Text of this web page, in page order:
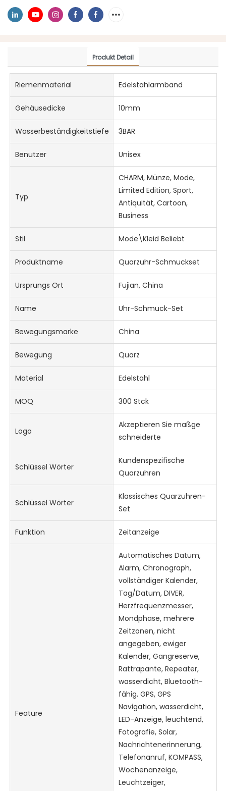
Produkt Detail
Riemenmaterial Edelstahlarmband
Gehäusedicke 10mm
Wasserbeständigkeitstiefe 3BAR
Benutzer Unisex
Typ
CHARM, Münze, Mode,
Limited Edition, Sport,
Antiquität, Cartoon,
Business
Stil Mode\Kleid Beliebt
Produktname Quarzuhr-Schmuckset
Ursprungs Ort Fujian, China
Name Uhr-Schmuck-Set
Bewegungsmarke China
Bewegung Quarz
Material Edelstahl
MOQ 300 Stck
Logo
Akzeptieren Sie maßge
schneiderte
Schlüssel Wörter
Kundenspezifische
Quarzuhren
Schlüssel Wörter
Klassisches Quarzuhren-
Set
Funktion Zeitanzeige
Feature
Automatisches Datum,
Alarm, Chronograph,
vollständiger Kalender,
Tag/Datum, DIVER,
Herzfrequenzmesser,
Mondphase, mehrere
Zeitzonen, nicht
angegeben, ewiger
Kalender, Gangreserve,
Rattrapante, Repeater,
wasserdicht, Bluetooth-
fähig, GPS, GPS
Navigation, wasserdicht,
LED-Anzeige, leuchtend,
Fotografie, Solar,
Nachrichtenerinnerung,
Telefonanruf, KOMPASS,
Wochenanzeige,
Leuchtzeiger,